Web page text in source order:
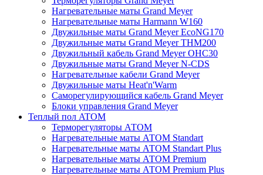
Нагревательные маты Grand Meyer
Нагревательные маты Harmann W160
Двужильные маты Grand Meyer EcoNG170
Двужильные маты Grand Meyer THM200
Двужильный кабель Grand Meyer OHC30
Двужильные маты Grand Meyer N-CDS
Нагревательные кабели Grand Meyer
Двужильные маты Heat'n'Warm
Саморегулирующийся кабель Grand Meyer
Блоки управления Grand Meyer
Теплый пол ATOM
Терморегуляторы АТОМ
Нагревательные маты АТОМ Standart
Нагревательные маты АТОМ Standart Plus
Нагревательные маты АТОМ Premium
Нагревательные маты АТОМ Premium Plus